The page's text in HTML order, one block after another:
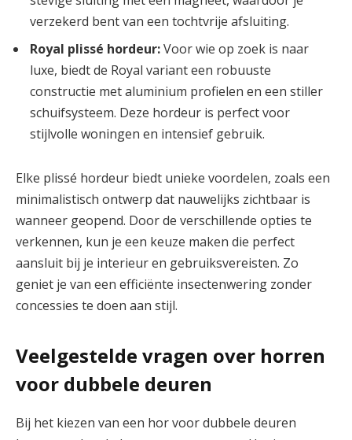
verzekerd bent van een tochtvrije afsluiting.
Royal plissé hordeur:Voor wie op zoek is naar
luxe, biedt de Royal variant een robuuste
constructie met aluminium profielen en een stiller
schuifsysteem. Deze hordeur is perfect voor
stijlvolle woningen en intensief gebruik.
Elke plissé hordeur biedt unieke voordelen, zoals een
minimalistisch ontwerp dat nauwelijks zichtbaar is
wanneer geopend. Door de verschillende opties te
verkennen, kun je een keuze maken die perfect
aansluit bij je interieur en gebruiksvereisten. Zo
geniet je van een efficiënte insectenwering zonder
concessies te doen aan stijl.
Veelgestelde vragen over horren
voor dubbele deuren
Bij het kiezen van een hor voor dubbele deuren